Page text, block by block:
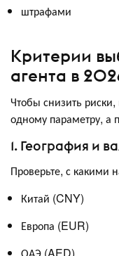
штрафами
Критерии
агента в
Чтобы снизить
одному параметру, а
1. География и
Проверьте, с какими
Китай (CNY)
Европа (EUR)